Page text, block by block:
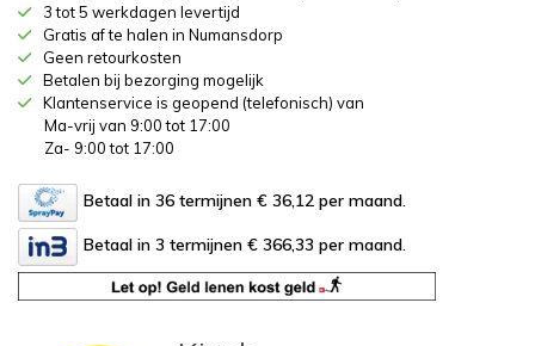
3 tot 5 werkdagen levertijd
Gratis af te halen in Numansdorp
Geen retourkosten
Betalen bij bezorging mogelijk
Klantenservice is geopend (telefonisch) van
Ma-vrij van 9:00 tot 17:00
Za- 9:00 tot 17:00
Betaal in 36 termijnen € 36,12 per maand.
Betaal in 3 termijnen € 366,33 per maand.